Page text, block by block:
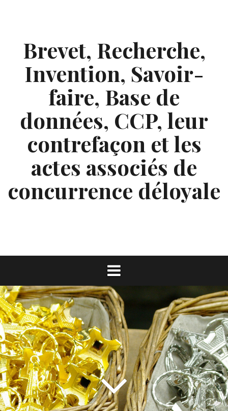
Brevet, Recherche,
Invention, Savoir-
faire, Base de
données, CCP, leur
contrefaçon et les
actes associés de
concurrence déloyale